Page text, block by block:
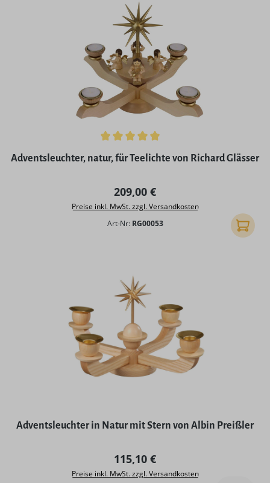
Durchschnittliche Bewertung von 5 von 5 Sternen
Adventsleuchter, natur, für Teelichte von Richard Glässer
Regulärer Preis:
209,00 €
Preise inkl. MwSt. zzgl. Versandkosten
Art-Nr: RG00053 In den
Adventsleuchter in Natur mit Stern von Albin Preißler
Regulärer Preis:
115,10 €
Preise inkl. MwSt. zzgl. Versandkosten